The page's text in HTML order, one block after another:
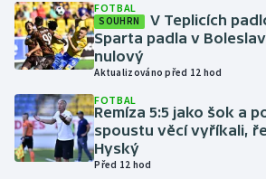
Lezení
Lyže a snowboard
Moderní pětiboj
Motorsport
FOTBAL
SOUHRN
V Teplicích
Sparta padla v
nulový
Aktualizováno před 12 hod
FOTBAL
Remíza 5:5 jako šok a
spoustu věcí vyříkali,
Hyský
Před 12 hod